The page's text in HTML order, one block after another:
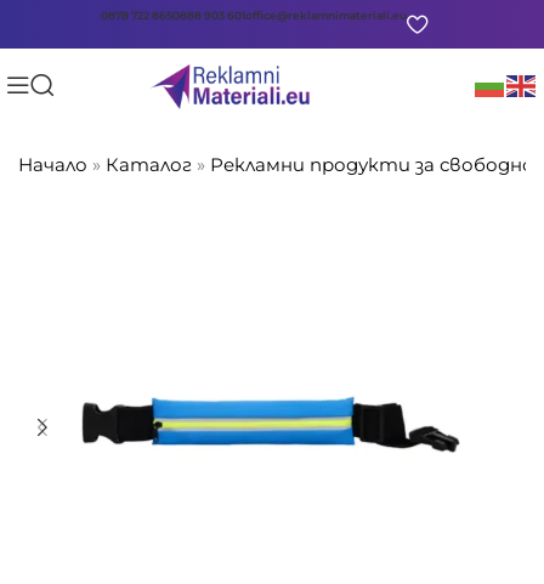
0878 722 8650888 903 601office@reklamnimateriali.eu
Начало » Каталог » Рекламни продукти за